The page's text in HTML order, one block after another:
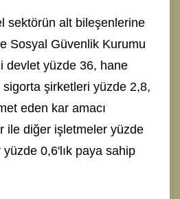
sektörün alt bileşenlerine
Sosyal Güvenlik Kurumu
devlet yüzde 36, hane
sigorta şirketleri yüzde 2,8,
eden kar amacı
ile diğer işletmeler yüzde
0,6'lık paya sahip